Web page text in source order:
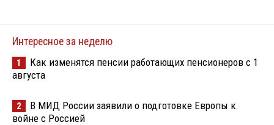
Интересное за неделю
1
Как изменятся пенсии работающих пенсионеров с 1
августа
2
В МИД России заявили о подготовке Европы к
войне с Россией